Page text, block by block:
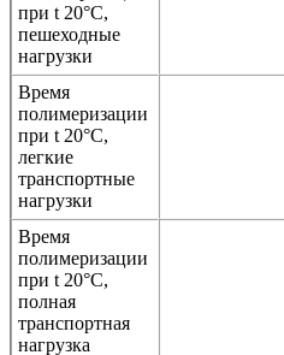
при t 20°C,
пешеходные
нагрузки
Время
полимеризации
при t 20°C,
легкие
транспортные
нагрузки
Время
полимеризации
при t 20°C,
полная
транспортная
нагрузка